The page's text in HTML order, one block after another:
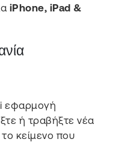
iPhone, iPad &
εφαρμογή
ή τραβήξτε νέα
κείμενο που